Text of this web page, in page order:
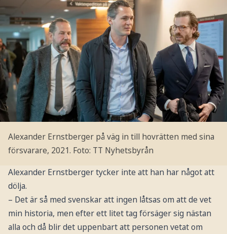
Alexander Ernstberger på väg in till hovrätten med sina
försvarare, 2021. Foto: TT Nyhetsbyrån
Alexander Ernstberger tycker inte att han har något att
dölja.
– Det är så med svenskar att ingen låtsas om att de vet
min historia, men efter ett litet tag försäger sig nästan
alla och då blir det uppenbart att personen vetat om